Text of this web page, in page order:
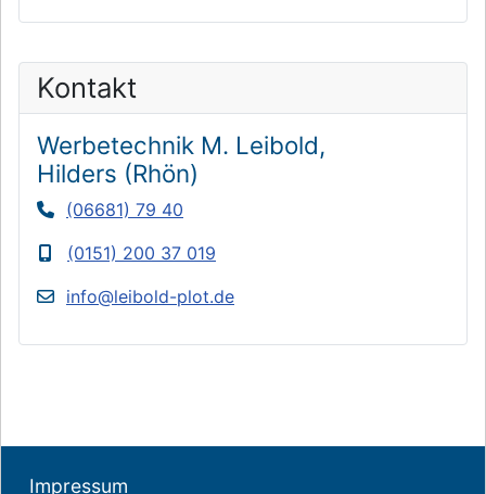
Kontakt
Werbetechnik M. Leibold,
Hilders (Rhön)
(06681) 79 40
(0151) 200 37 019
info@leibold-plot.de
Impressum